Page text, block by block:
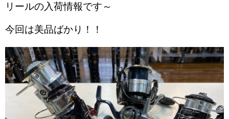
リールの入荷情報です～
今回は美品ばかり！！